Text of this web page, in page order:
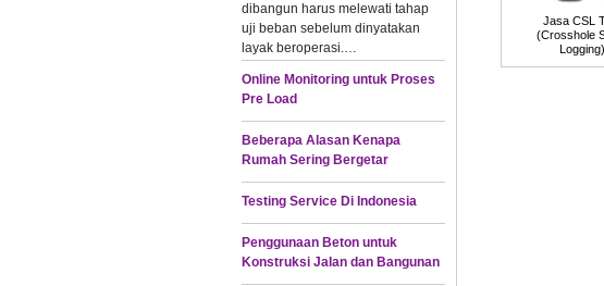
dibangun harus melewati tahap
uji beban sebelum dinyatakan
layak beroperasi.…
Online Monitoring untuk Proses
Pre Load
Beberapa Alasan Kenapa
Rumah Sering Bergetar
Testing Service Di Indonesia
Penggunaan Beton untuk
Konstruksi Jalan dan Bangunan
Jasa CSL
(Crosshole
Logging)